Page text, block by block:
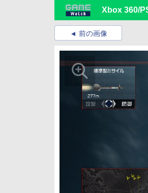
Xbox 360/
前の画像